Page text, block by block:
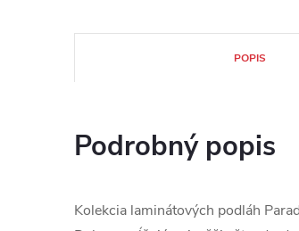
POPIS
Podrobný popis
Kolekcia laminátových podláh